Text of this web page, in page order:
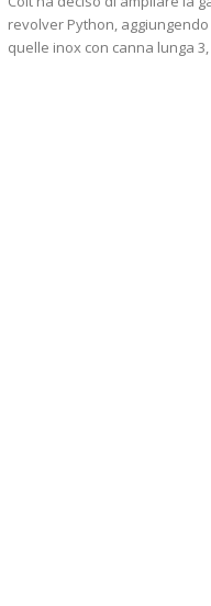
revolver Python,
quelle inox con canna lunga 3,